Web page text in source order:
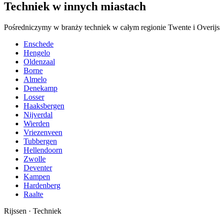
Techniek w innych miastach
Pośredniczymy w branży techniek w całym regionie Twente i
Enschede
Hengelo
Oldenzaal
Borne
Almelo
Denekamp
Losser
Haaksbergen
Nijverdal
Wierden
Vriezenveen
Tubbergen
Hellendoorn
Zwolle
Deventer
Kampen
Hardenberg
Raalte
Rijssen · Techniek